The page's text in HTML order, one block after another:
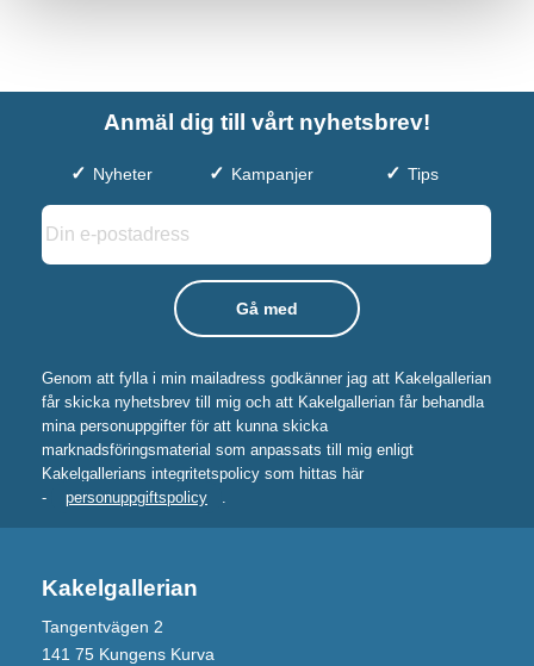
Anmäl dig till vårt nyhetsbrev!
Nyheter Kampanjer Tips
Genom att fylla i min mailadress godkänner jag att Kakelgallerian
får skicka nyhetsbrev till mig och att Kakelgallerian får behandla
mina personuppgifter för att kunna skicka
marknadsföringsmaterial som anpassats till mig enligt
Kakelgallerians integritetspolicy som hittas här
-
personuppgiftspolicy .
Kakelgallerian
Tangentvägen 2
141 75 Kungens Kurva